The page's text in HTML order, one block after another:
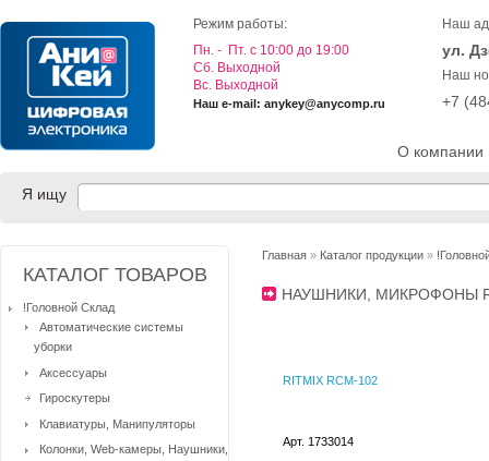
О компании
Режим работы:
Пн. - Пт. с 10:00 до 19:00
Cб. Выходной
Вс. Выходной
Наш e-mail: anykey@anycomp.ru
Наш
ул.
Наш
+7
Я ищу
Главная » Каталог продукции »
НАУШНИКИ, МИКРОФОНЫ
RITMIX RCM-102
Арт. 1733014
КАТАЛОГ ТОВАРОВ
!Головной Склад
Автоматические системы
уборки
Аксессуары
Гироскутеры
Клавиатуры, Манипуляторы
Колонки, Web-камеры, Наушники,